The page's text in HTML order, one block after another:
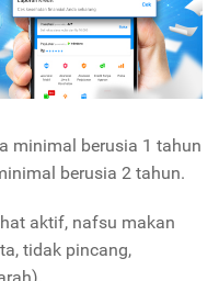
minimal berusia 1 tahun
berusia 2 tahun.
aktif, nafsu makan
tidak pincang,